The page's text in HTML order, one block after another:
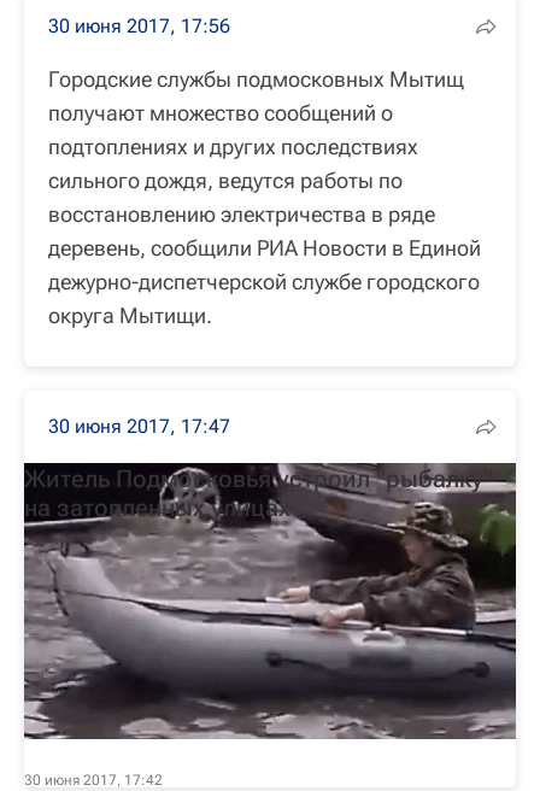
30 июня 2017, 17:56
Городские службы подмосковных Мытищ
получают множество сообщений о
подтоплениях и других последствиях
сильного дождя, ведутся работы по
восстановлению электричества в ряде
деревень, сообщили РИА Новости в Единой
дежурно-диспетчерской службе городского
округа Мытищи.
30 июня 2017, 17:47
30 июня 2017, 17:42
Житель Подмосковья устроил "рыбалку"
на затопленных улицах